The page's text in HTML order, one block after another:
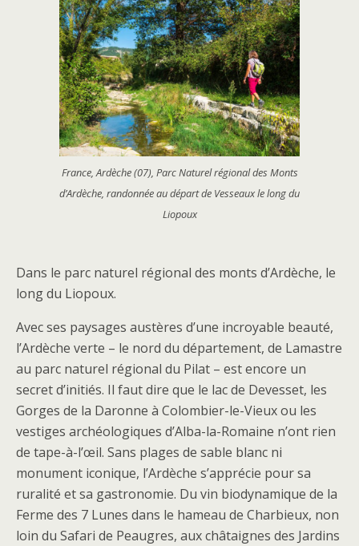
France, Ardèche (07), Parc Naturel régional des Monts
d’Ardèche, randonnée au départ de Vesseaux le long du
Liopoux
Dans le parc naturel régional des monts d’Ardèche, le
long du Liopoux.
Avec ses paysages austères d’une incroyable beauté,
l’Ardèche verte – le nord du département, de Lamastre
au parc naturel régional du Pilat – est encore un
secret d’initiés. Il faut dire que le lac de Devesset, les
Gorges de la Daronne à Colombier-le-Vieux ou les
vestiges archéologiques d’Alba-la-Romaine n’ont rien
de tape-à-l’œil. Sans plages de sable blanc ni
monument iconique, l’Ardèche s’apprécie pour sa
ruralité et sa gastronomie. Du vin biodynamique de la
Ferme des 7 Lunes dans le hameau de Charbieux, non
loin du Safari de Peaugres, aux châtaignes des Jardins